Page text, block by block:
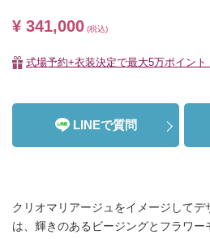
¥ 341,000 (税込)
式場予約+衣装決定で最大5万ポイント
LINEで質問
クリオマリアージュをイメージしてデ
は、輝きのあるビージングとフラワ